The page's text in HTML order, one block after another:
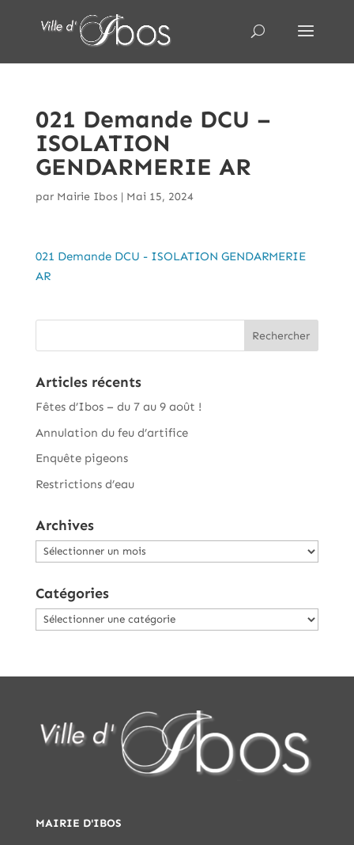
021 Demande DCU –
ISOLATION
GENDARMERIE AR
par Mairie Ibos| Mai 15, 2024
021 Demande DCU - ISOLATION GENDARMERIE
AR
Articles récents
Fêtes d’Ibos – du 7 au 9 août !
Annulation du feu d’artifice
Enquête pigeons
Restrictions d’eau
Archives
Archives
Catégories
Catégories
MAIRIE D'IBOS